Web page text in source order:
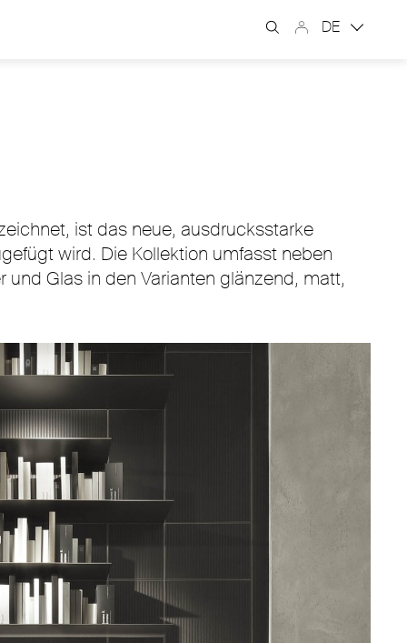
DE
ist das neue, ausdrucksstarke
wird. Die Kollektion umfasst neben
Glas in den Varianten glänzend, matt,